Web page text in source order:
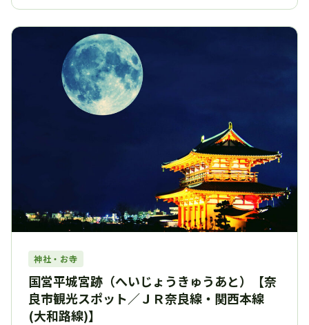
神社・お寺
国営平城宮跡（へいじょうきゅうあと）【奈
良市観光スポット／ＪＲ奈良線・関西本線
(大和路線)】